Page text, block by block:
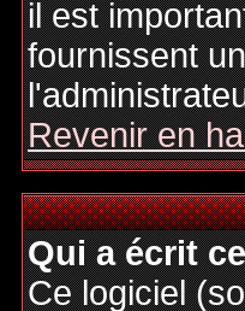
il est
fournissent
Revenir en
Qui a écrit
Ce logiciel